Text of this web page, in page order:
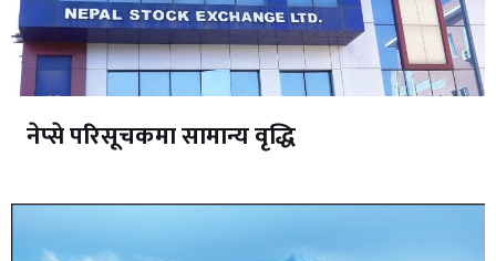
नेप्से परिसूचकमा सामान्य वृद्धि